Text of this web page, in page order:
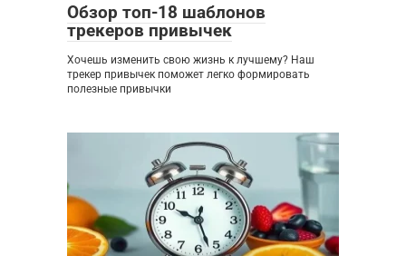
Обзор топ-18 шаблонов
трекеров привычек
Хочешь изменить свою жизнь к лучшему? Наш
трекер привычек поможет легко формировать
полезные привычки